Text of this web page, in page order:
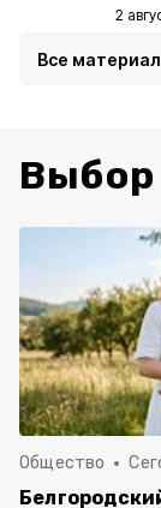
2
Все
Выбор
Общество